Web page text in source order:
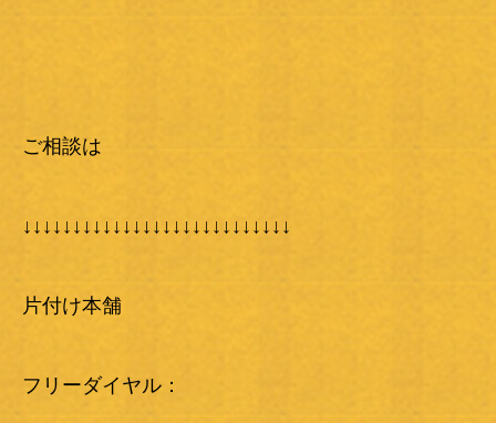
ご相談は
↓↓↓↓↓↓↓↓↓↓↓↓↓↓↓↓↓↓↓↓↓↓↓↓↓↓↓
片付け本舗
フリーダイヤル：